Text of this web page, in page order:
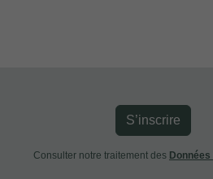
S’inscrire
Consulter notre traitement des